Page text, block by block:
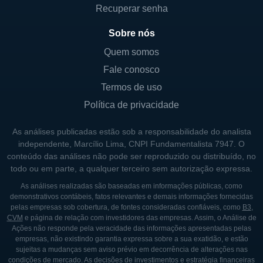
Edifícios de consultórios médicos;
Centros de saúde comunitária;
Outras propriedades integradas ao
Com um portfólio focado na qualidade das
Healthcare Realty Trust consegue gerar
fluxos de receita estáveis e previsíveis,
sustentados pela demanda contínua por
serviços de saúde em toda a América. Além
disso, a empresa se compromete a oferecer
um bom atendimento ao cliente e atender às
necessidades dos inquilinos, o que se
traduziu em altos índices de retenção de
Recuperar senha
Sobre nós
Quem somos
Fale conosco
Termos de uso
Política de privacidade
As análises publicadas estão sob a responsabilidade do analista
independente, Marcílio Lima, CNPI Fundamentalista 7947. O
conteúdo das análises não pode ser reproduzido ou distribuído, no
todo ou em parte, a qualquer terceiro sem autorização expressa.
As análises realizadas são baseadas em informações públicas, como
demonstrativos contábeis, fatos relevantes e demais informações fornecidas
pelas empresas sob cobertura, de fontes consideradas confiáveis, como B3,
CVM e página de relação com investidores das empresas. Assim, o Análise de
Ações não responde pela veracidade das informações apresentadas pelas
empresas, não existindo garantia expressa sobre a sua exatidão, e estão
sujeitas a mudanças sem aviso prévio em decorrência de alterações nas
condições de mercado. As decisões de investimentos e estratégia financeiras